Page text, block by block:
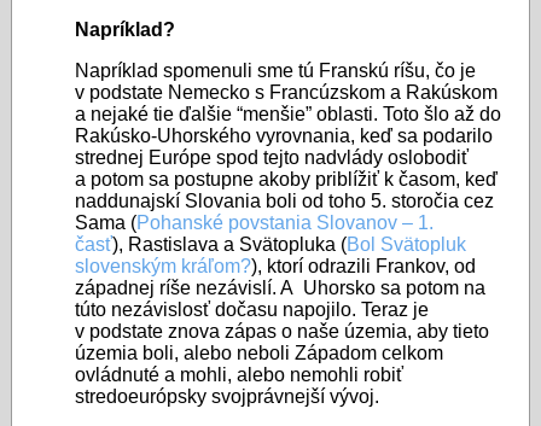
Napríklad?
Napríklad spomenuli sme tú Franskú ríšu, čo je
v podstate Nemecko s Francúzskom a Rakúskom
a nejaké tie ďalšie “menšie” oblasti. Toto šlo až do
Rakúsko-Uhorského vyrovnania, keď sa podarilo
strednej Európe spod tejto nadvlády oslobodiť
a potom sa postupne akoby priblížiť k časom, keď
naddunajskí Slovania boli od toho 5. storočia cez
Sama (Pohanské povstania Slovanov – 1.
časť), Rastislava a Svätopluka (Bol Svätopluk
slovenským kráľom?), ktorí odrazili Frankov, od
západnej ríše nezávislí. A Uhorsko sa potom na
túto nezávislosť dočasu napojilo. Teraz je
v podstate znova zápas o naše územia, aby tieto
územia boli, alebo neboli Západom celkom
ovládnuté a mohli, alebo nemohli robiť
stredoeurópsky svojprávnejší vývoj.